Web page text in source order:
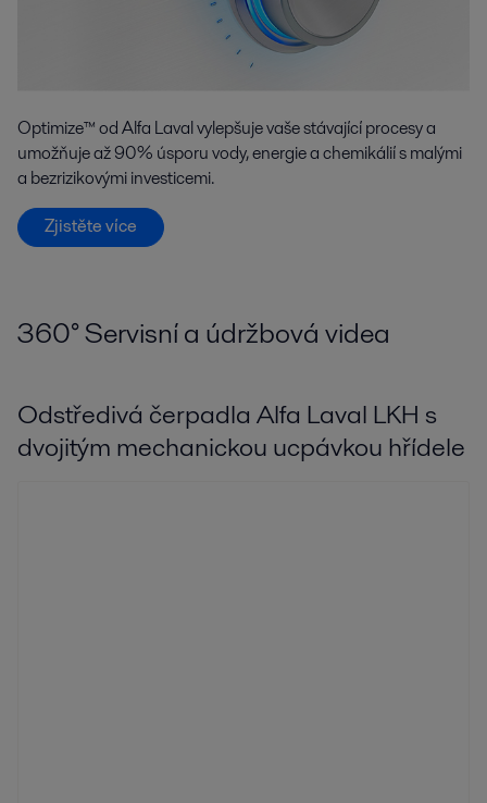
Optimize™ od Alfa Laval vylepšuje vaše stávající procesy a
umožňuje až 90% úsporu vody, energie a chemikálií s malými
a bezrizikovými investicemi.
Zjistěte více
360°Servisní a údržbová videa
Odstředivá čerpadla Alfa Laval LKH s
dvojitým mechanickou ucpávkou hřídele